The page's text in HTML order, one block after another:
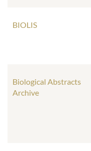
BIOLIS
Biological Abstracts
Archive